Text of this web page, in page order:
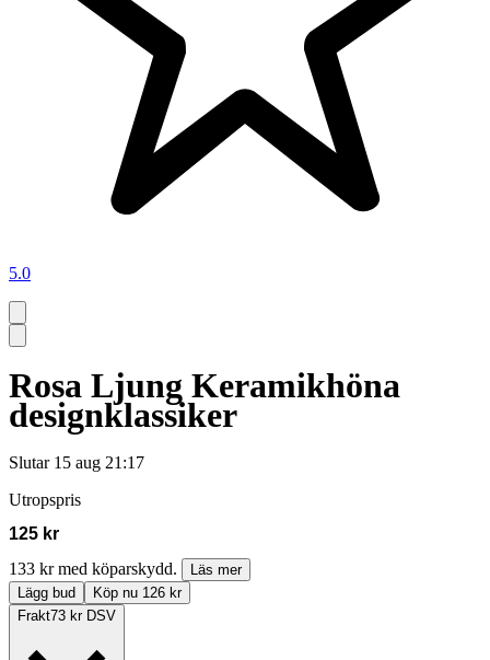
5.0
Rosa Ljung Keramikhöna
designklassiker
Slutar 15 aug 21:17
Utropspris
125 kr
133 kr med köparskydd.
Läs mer
Lägg bud
Köp nu 126 kr
Frakt73 kr DSV